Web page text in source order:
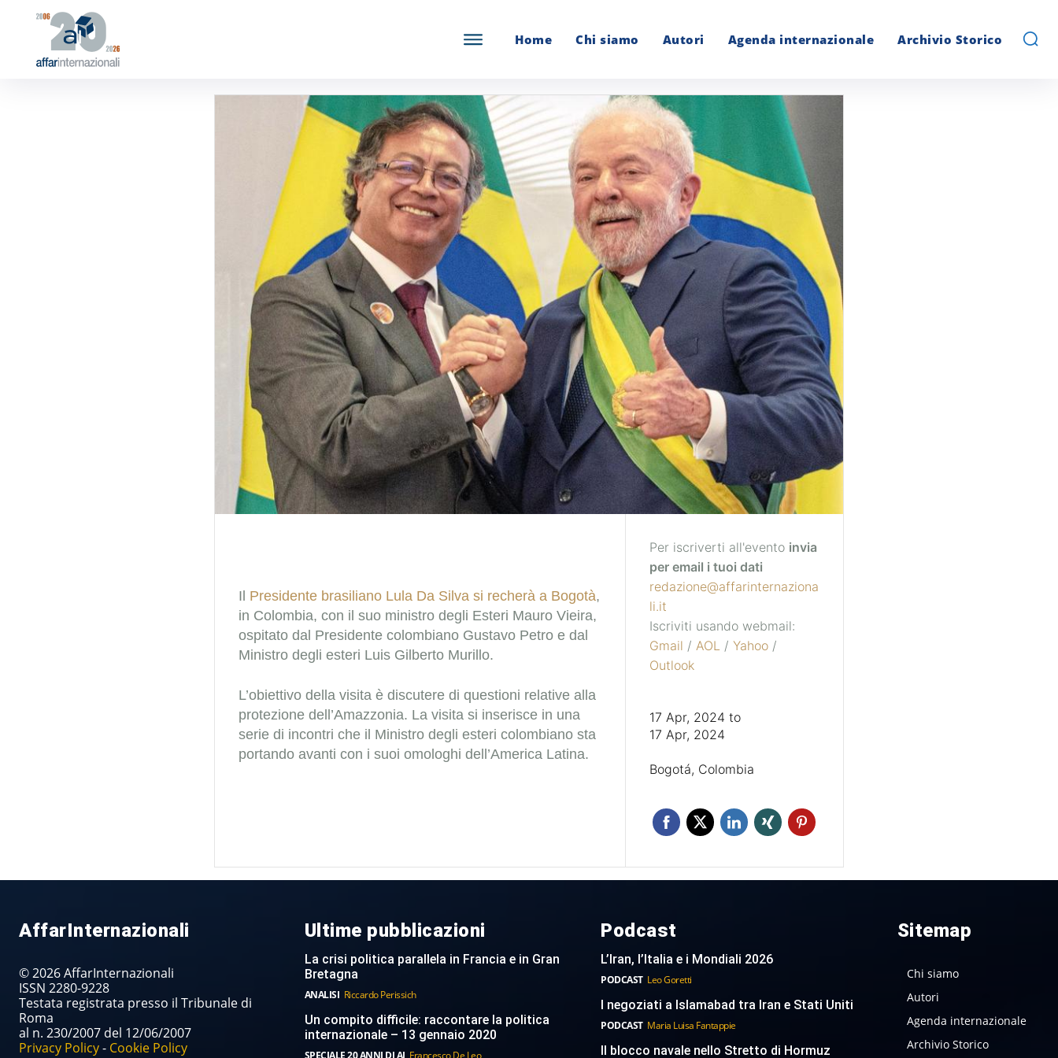
Home Chi siamo Autori Agenda internazionale Archivio Storico
Il Presidente brasiliano Lula Da Silva si recherà a Bogotà,
in Colombia, con il suo ministro degli Esteri Mauro Vieira,
ospitato dal Presidente colombiano Gustavo Petro e dal
Ministro degli esteri Luis Gilberto Murillo.
L’obiettivo della visita è discutere di questioni relative alla
protezione dell’Amazzonia. La visita si inserisce in una
serie di incontri che il Ministro degli esteri colombiano sta
portando avanti con i suoi omologhi dell’America Latina.
Per iscriverti all'evento invia
per email i tuoi dati
redazione@affarinternaziona
li.it
Iscriviti usando webmail:
Gmail / AOL / Yahoo /
Outlook
17 Apr, 2024 to
17 Apr, 2024
Bogotá, Colombia
AffarInternazionali
© 2026 AffarInternazionali
ISSN 2280-9228
Testata registrata presso il Tribunale di
Roma
al n. 230/2007 del 12/06/2007
Privacy Policy- Cookie Policy
Ultime pubblicazioni
La crisi politica parallela in Francia e in Gran
Bretagna
ANALISI Riccardo Perissich
Un compito difficile: raccontare la politica
internazionale – 13 gennaio 2020
SPECIALE 20 ANNI DI AI Francesco De Leo
Podcast
L’Iran, l’Italia e i Mondiali 2026
PODCAST Leo Goretti
I negoziati a Islamabad tra Iran e Stati Uniti
PODCAST Maria Luisa Fantappie
Il blocco navale nello Stretto di Hormuz
Sitemap
Chi siamo
Autori
Agenda internazionale
Archivio Storico